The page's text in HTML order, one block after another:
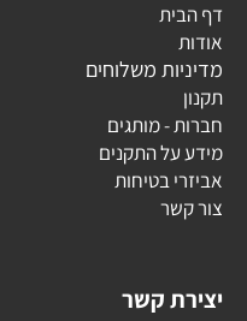
דף הבית
אודות
מדיניות משלוחים
תקנון
חברות - מותגים
מידע על התקנים
אביזרי בטיחות
צור קשר
יצירת קשר